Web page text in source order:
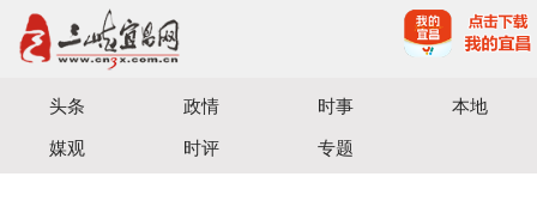
宜昌三峡融媒体中心主办
头条 政情 时事
本地
媒观
时评 专题